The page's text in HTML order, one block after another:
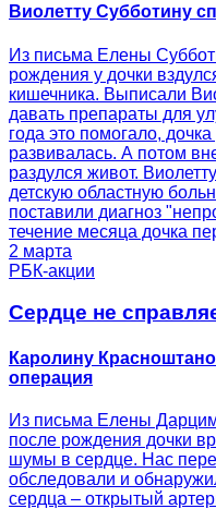
Виолетту Субботину
Из письма Елены
рождения у дочки
кишечника. Выписали
давать препараты для
года это помогало,
развивалась. А потом
раздулся живот.
детскую областную
поставили диагноз
течение месяца дочка
2 марта
РБК-акции
Сердце не
Каролину
операция
Из письма Елены
после рождения дочки
шумы в сердце. Нас
обследовали и
сердца – открытый